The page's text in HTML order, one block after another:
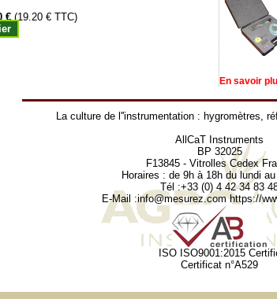
€ (19.20 € TTC)
En savoir
La culture de l''instrumentation : hygromètres,
AllCaT Instruments
BP 32025
F13845 - Vitrolles Cedex
Horaires : de 9h à 18h du lundi
Tél :+33 (0) 4 42 34 83
E-Mail :info@mesurez.com https://
ISO ISO9001:2015
Certificat n°A529